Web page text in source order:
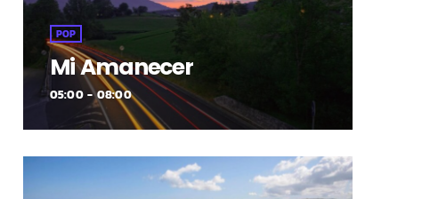
POP
Mi Amanecer
05:00 - 08:00